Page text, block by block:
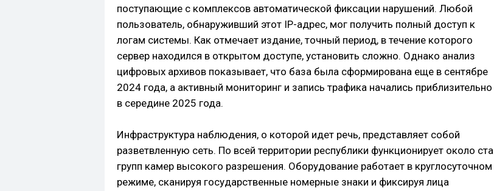
поступающие с комплексов автоматической фиксации нарушений. Любой
пользователь, обнаруживший этот IP-адрес, мог получить полный доступ к
логам системы. Как отмечает издание, точный период, в течение которого
сервер находился в открытом доступе, установить сложно. Однако анализ
цифровых архивов показывает, что база была сформирована еще в сентябре
2024 года, а активный мониторинг и запись трафика начались приблизительно
в середине 2025 года.
Инфраструктура наблюдения, о которой идет речь, представляет собой
разветвленную сеть. По всей территории республики функционирует около ста
групп камер высокого разрешения. Оборудование работает в круглосуточном
режиме, сканируя государственные номерные знаки и фиксируя лица